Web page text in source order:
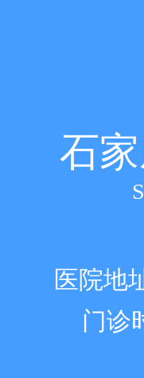
石
医院地
门诊